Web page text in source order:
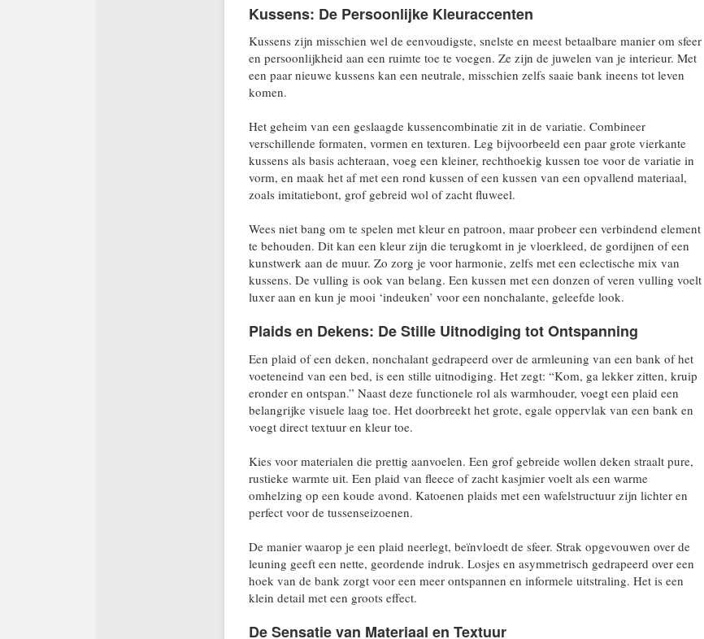
Kussens: De Persoonlijke Kleuraccenten
Kussens zijn misschien wel de eenvoudigste, snelste en meest betaalbare manier om sfeer
en persoonlijkheid aan een ruimte toe te voegen. Ze zijn de juwelen van je interieur. Met
een paar nieuwe kussens kan een neutrale, misschien zelfs saaie bank ineens tot leven
komen.
Het geheim van een geslaagde kussencombinatie zit in de variatie. Combineer
verschillende formaten, vormen en texturen. Leg bijvoorbeeld een paar grote vierkante
kussens als basis achteraan, voeg een kleiner, rechthoekig kussen toe voor de variatie in
vorm, en maak het af met een rond kussen of een kussen van een opvallend materiaal,
zoals imitatiebont, grof gebreid wol of zacht fluweel.
Wees niet bang om te spelen met kleur en patroon, maar probeer een verbindend element
te behouden. Dit kan een kleur zijn die terugkomt in je vloerkleed, de gordijnen of een
kunstwerk aan de muur. Zo zorg je voor harmonie, zelfs met een eclectische mix van
kussens. De vulling is ook van belang. Een kussen met een donzen of veren vulling voelt
luxer aan en kun je mooi ‘indeuken’ voor een nonchalante, geleefde look.
Plaids en Dekens: De Stille Uitnodiging tot Ontspanning
Een plaid of een deken, nonchalant gedrapeerd over de armleuning van een bank of het
voeteneind van een bed, is een stille uitnodiging. Het zegt: “Kom, ga lekker zitten, kruip
eronder en ontspan.” Naast deze functionele rol als warmhouder, voegt een plaid een
belangrijke visuele laag toe. Het doorbreekt het grote, egale oppervlak van een bank en
voegt direct textuur en kleur toe.
Kies voor materialen die prettig aanvoelen. Een grof gebreide wollen deken straalt pure,
rustieke warmte uit. Een plaid van fleece of zacht kasjmier voelt als een warme
omhelzing op een koude avond. Katoenen plaids met een wafelstructuur zijn lichter en
perfect voor de tussenseizoenen.
De manier waarop je een plaid neerlegt, beïnvloedt de sfeer. Strak opgevouwen over de
leuning geeft een nette, geordende indruk. Losjes en asymmetrisch gedrapeerd over een
hoek van de bank zorgt voor een meer ontspannen en informele uitstraling. Het is een
klein detail met een groots effect.
De Sensatie van Materiaal en Textuur